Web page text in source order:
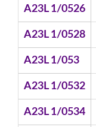
A23L 1/0526
A23L 1/0528
A23L 1/053
A23L 1/0532
A23L 1/0534